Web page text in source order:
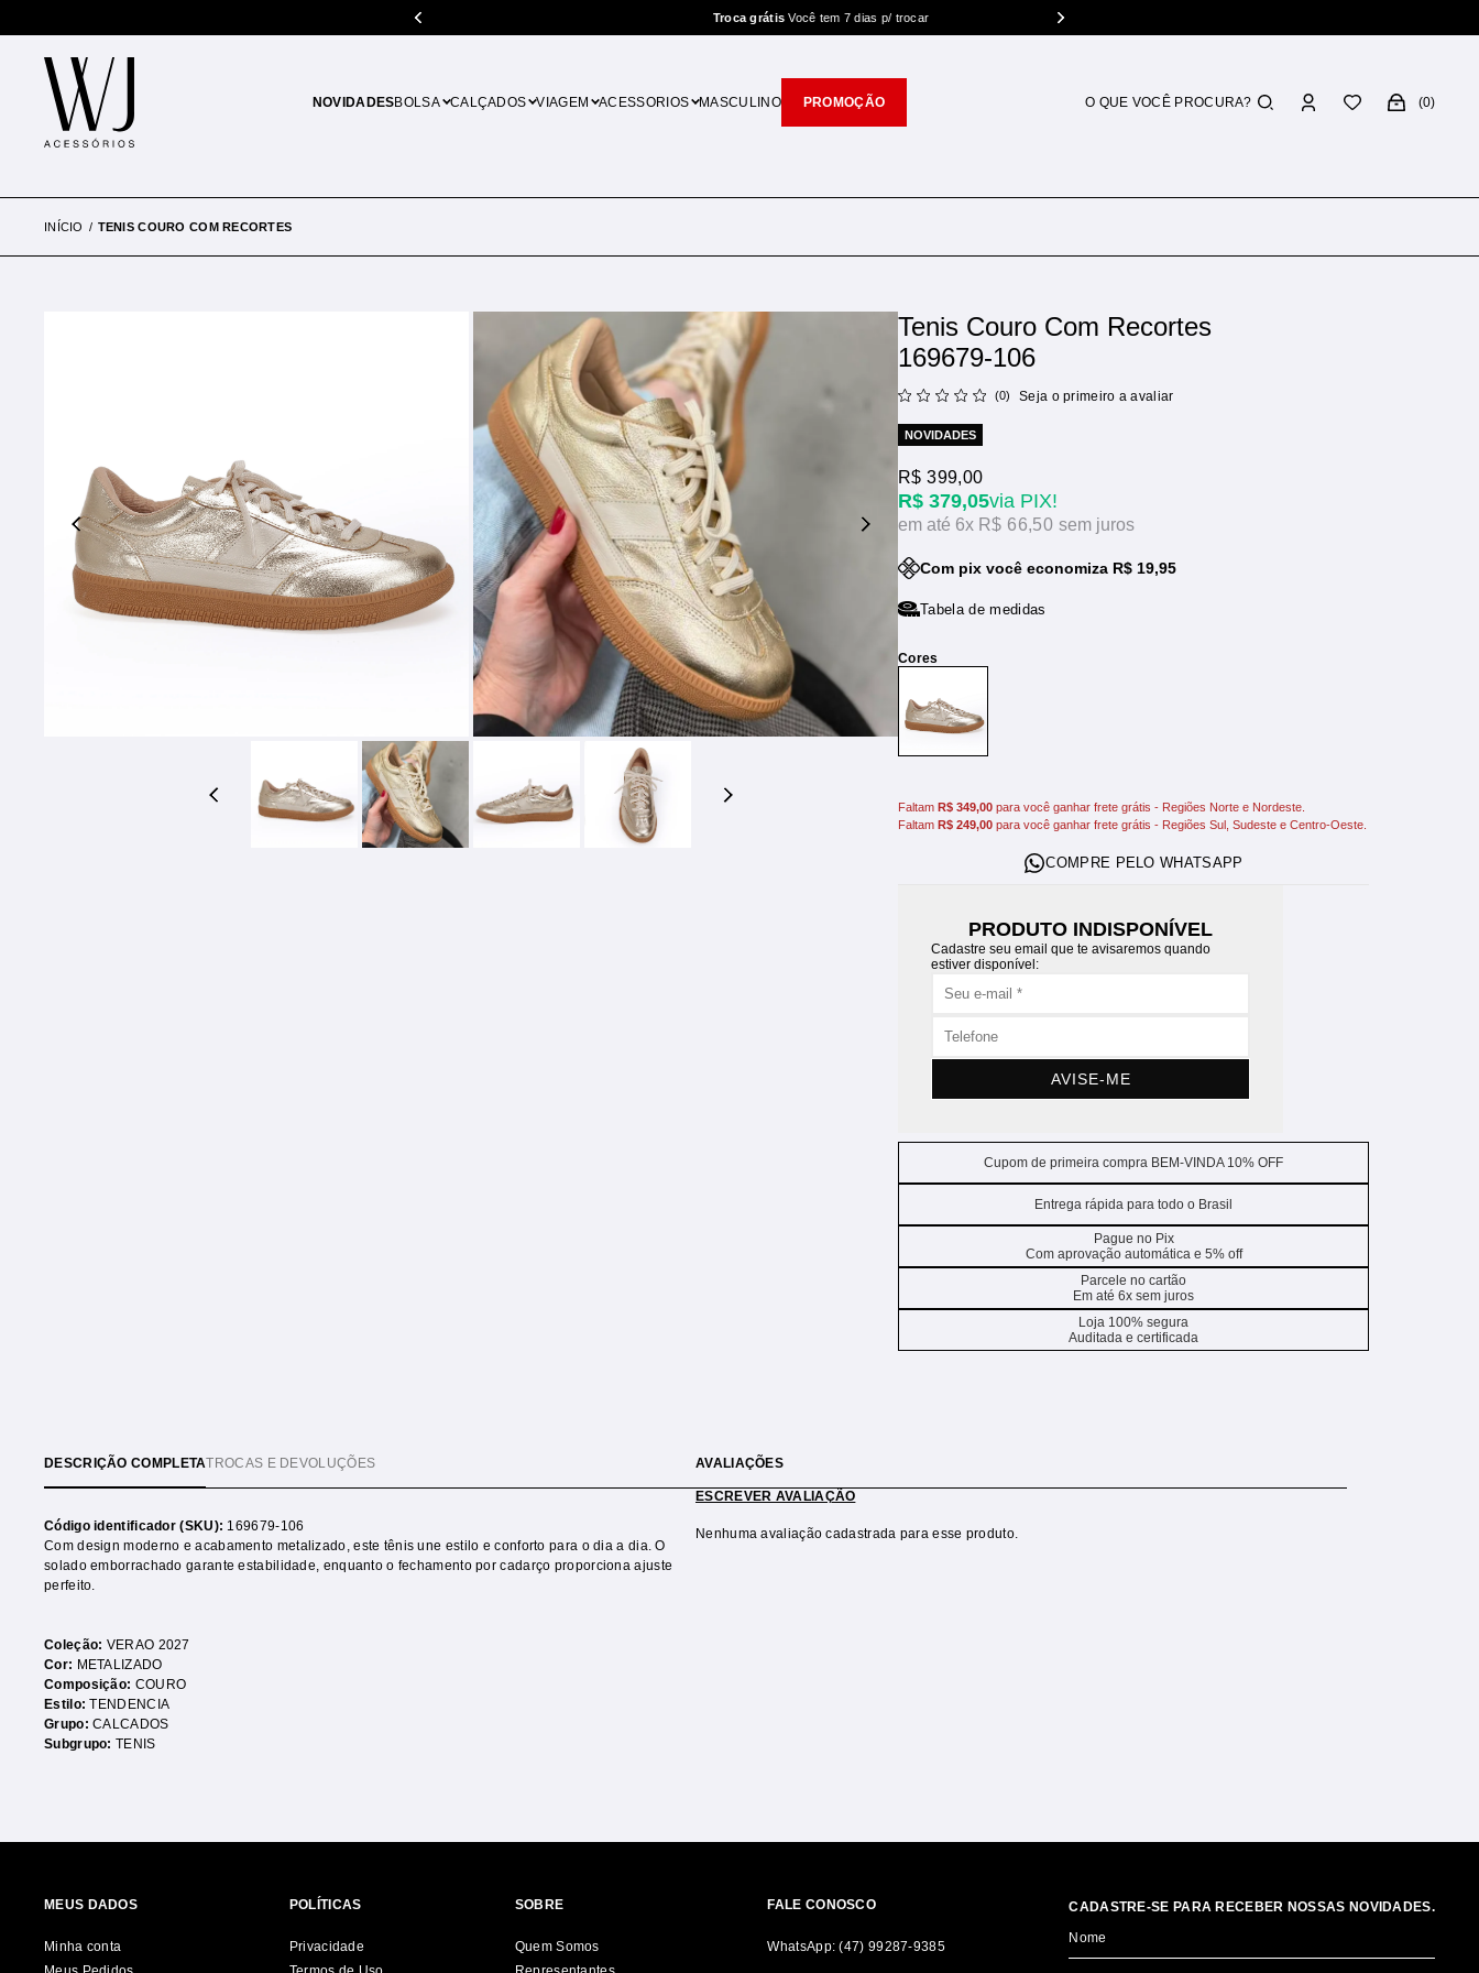
Troca grátisVocê tem 7 dias p/ trocar
NOVIDADESBOLSA CALÇADOS VIAGEM ACESSORIOS MASCULINO PROMOÇÃO 0
INÍCIO TENIS COURO COM RECORTES
Tenis Couro Com Recortes
169679-106
(0) Seja o primeiro a avaliar
NOVIDADES
R$ 379,05via PIX!
R$ 399,00
6x R$ 66,50 sem juros
Com pix você economiza R$ 19,95
Tabela de medidas
Faltam R$ 349,00 para você ganhar frete grátis - Regiões Norte e Nordeste.
Faltam R$ 249,00 para você ganhar frete grátis - Regiões Sul, Sudeste e Centro-Oeste.
PRODUTO INDISPONÍVEL
Cadastre seu email que te avisaremos quando
estiver disponível:
AVISE-ME
Cupom de primeira compra BEM-VINDA 10% OFF
Entrega rápida para todo o Brasil
Pague no Pix
Com aprovação automática e 5% off
Parcele no cartão
Em até 6x sem juros
Loja 100% segura
Auditada e certificada
DESCRIÇÃO COMPLETATROCAS E DEVOLUÇÕES
Código identificador (SKU): 169679-106
Com design moderno e acabamento metalizado, este tênis une estilo e conforto para o dia a dia. O
solado emborrachado garante estabilidade, enquanto o fechamento por cadarço proporciona ajuste
perfeito.
Coleção: VERAO 2027
Cor: METALIZADO
Composição: COURO
Estilo:TENDENCIA
Grupo:CALCADOS
Subgrupo: TENIS
AVALIAÇÕES
ESCREVER AVALIAÇÃO
Nenhuma avaliação cadastrada para esse produto.
MEUS DADOS
Minha conta
POLÍTICAS
Privacidade
SOBRE
Quem Somos
FALE CONOSCO
WhatsApp: (47) 99287-9385
CADASTRE-SE PARA RECEBER NOSSAS NOVIDADES.
Nome